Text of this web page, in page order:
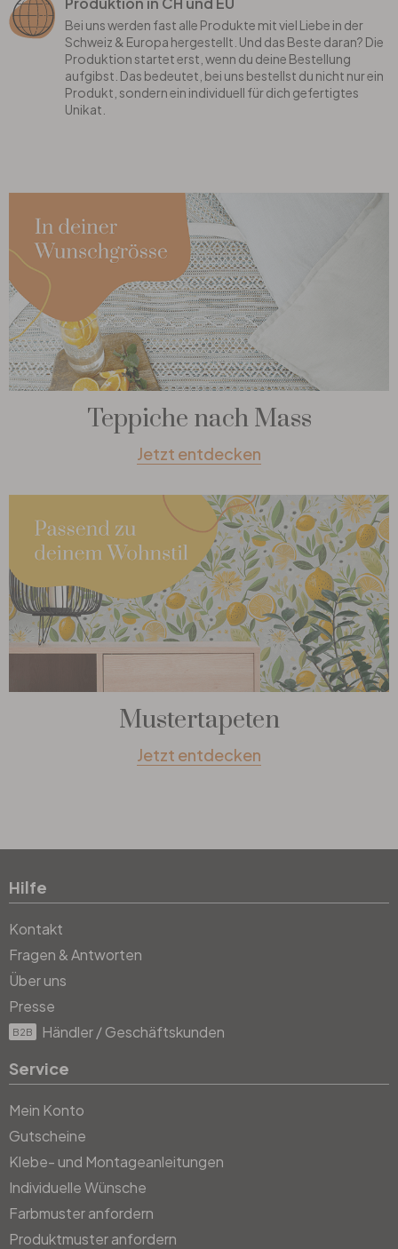
Bei uns werden fast alle Produkte mit viel Liebe in der
Schweiz & Europa hergestellt. Und das Beste daran? Die
Produktion startet erst, wenn du deine Bestellung
aufgibst. Das bedeutet, bei uns bestellst du nicht nur ein
Produkt, sondern ein individuell für dich gefertigtes
Unikat.
Teppiche nach Mass
Jetzt entdecken
Mustertapeten
Jetzt entdecken
Hilfe
Kontakt
Fragen & Antworten
Über uns
Presse
B2B Händler / Geschäftskunden
Service
Mein Konto
Gutscheine
Klebe- und Montageanleitungen
Individuelle Wünsche
Farbmuster anfordern
Produktmuster anfordern